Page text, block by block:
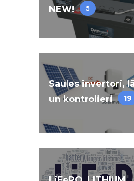
NEW!
5
Saules invertori,
un kontrolieri
19